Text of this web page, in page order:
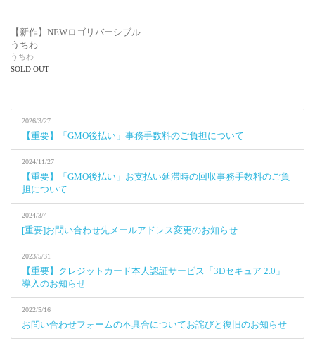
【新作】NEWロゴリバーシブル
うちわ
うちわ
SOLD OUT
2026/3/27
【重要】「GMO後払い」事務手数料のご負担について
2024/11/27
【重要】「GMO後払い」お支払い延滞時の回収事務手数料のご負
担について
2024/3/4
[重要]お問い合わせ先メールアドレス変更のお知らせ
2023/5/31
【重要】クレジットカード本人認証サービス「3Dセキュア 2.0」
導入のお知らせ
2022/5/16
お問い合わせフォームの不具合についてお詫びと復旧のお知らせ